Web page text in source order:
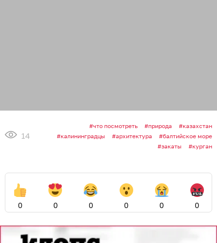
14
что посмотреть природа
казахстан
калининградцы
архитектура
балтийское море
закаты
курган
0 0 0 0 0 0